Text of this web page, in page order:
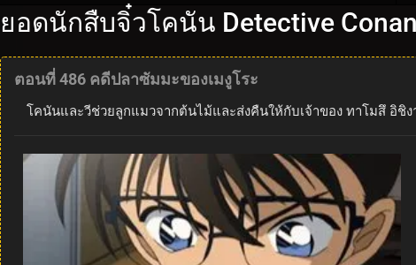
ยอดนักสืบจิ๋วโคนัน Detective
ตอนที่ 486 คดีปลาซัมมะของเมงูโระ
โคนันและวีช่วยลูกแมวจากต้นไม้และส่งคืนให้กับเจ้าของ ทาโมสึ อิชิ